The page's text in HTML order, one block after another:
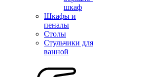
шкаф
Шкафы и
пеналы
Столы
Стульчики для
ванной